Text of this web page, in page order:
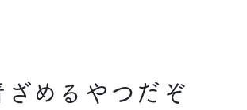
めるやつだぞ